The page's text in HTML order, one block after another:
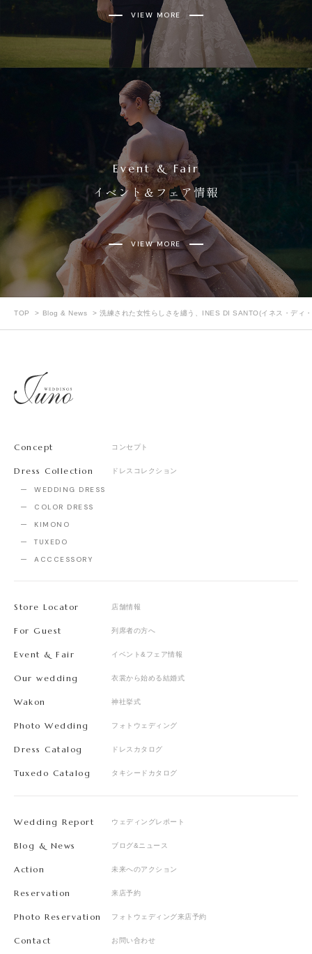
VIEW MORE
Event & Fair
イベント＆フェア情報
VIEW MORE
TOP Blog & News 洗練された女性らしさを纏う、INES DI SANTO(イネス・ディ
Concept コンセプト
Dress Collection ドレスコレクション
WEDDING DRESS
COLOR DRESS
KIMONO
TUXEDO
ACCCESSORY
Store Locator 店舗情報
For Guest 列席者の方へ
Event & Fair イベント&フェア情報
Our wedding 衣裳から始める結婚式
Wakon 神社挙式
Photo Wedding フォトウェディング
Dress Catalog ドレスカタログ
Tuxedo Catalog タキシードカタログ
Wedding Report ウェディングレポート
Blog & News ブログ&ニュース
Action 未来へのアクション
Reservation 来店予約
Photo Reservation フォトウェディング来店予約
Contact お問い合わせ